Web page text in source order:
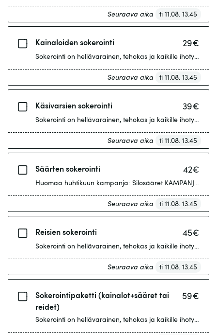
Seuraava aika ti 11.08. 13.45
Kainaloiden sokerointi 29€
Seuraava aika ti 11.08. 13.45
Käsivarsien sokerointi 39€
Sokerointi on hellävarainen, tehokas ja kaikille
Seuraava aika ti 11.08. 13.45
Säärten sokerointi 42€
Seuraava aika ti 11.08. 13.45
Reisien sokerointi 45€
Sokerointi on hellävarainen, tehokas ja kaikille
Seuraava aika ti 11.08. 13.45
Sokerointipaketti (kainalot+sääret tai
reidet)
59€
Sokerointi on hellävarainen, tehokas ja kaikille